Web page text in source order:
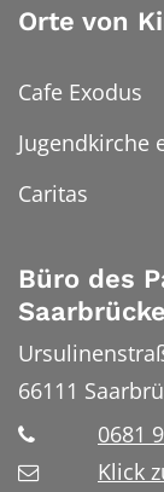
Orte von
Cafe Exodus
Jugendkirche
Caritas
Büro des
66111
0681
Klick